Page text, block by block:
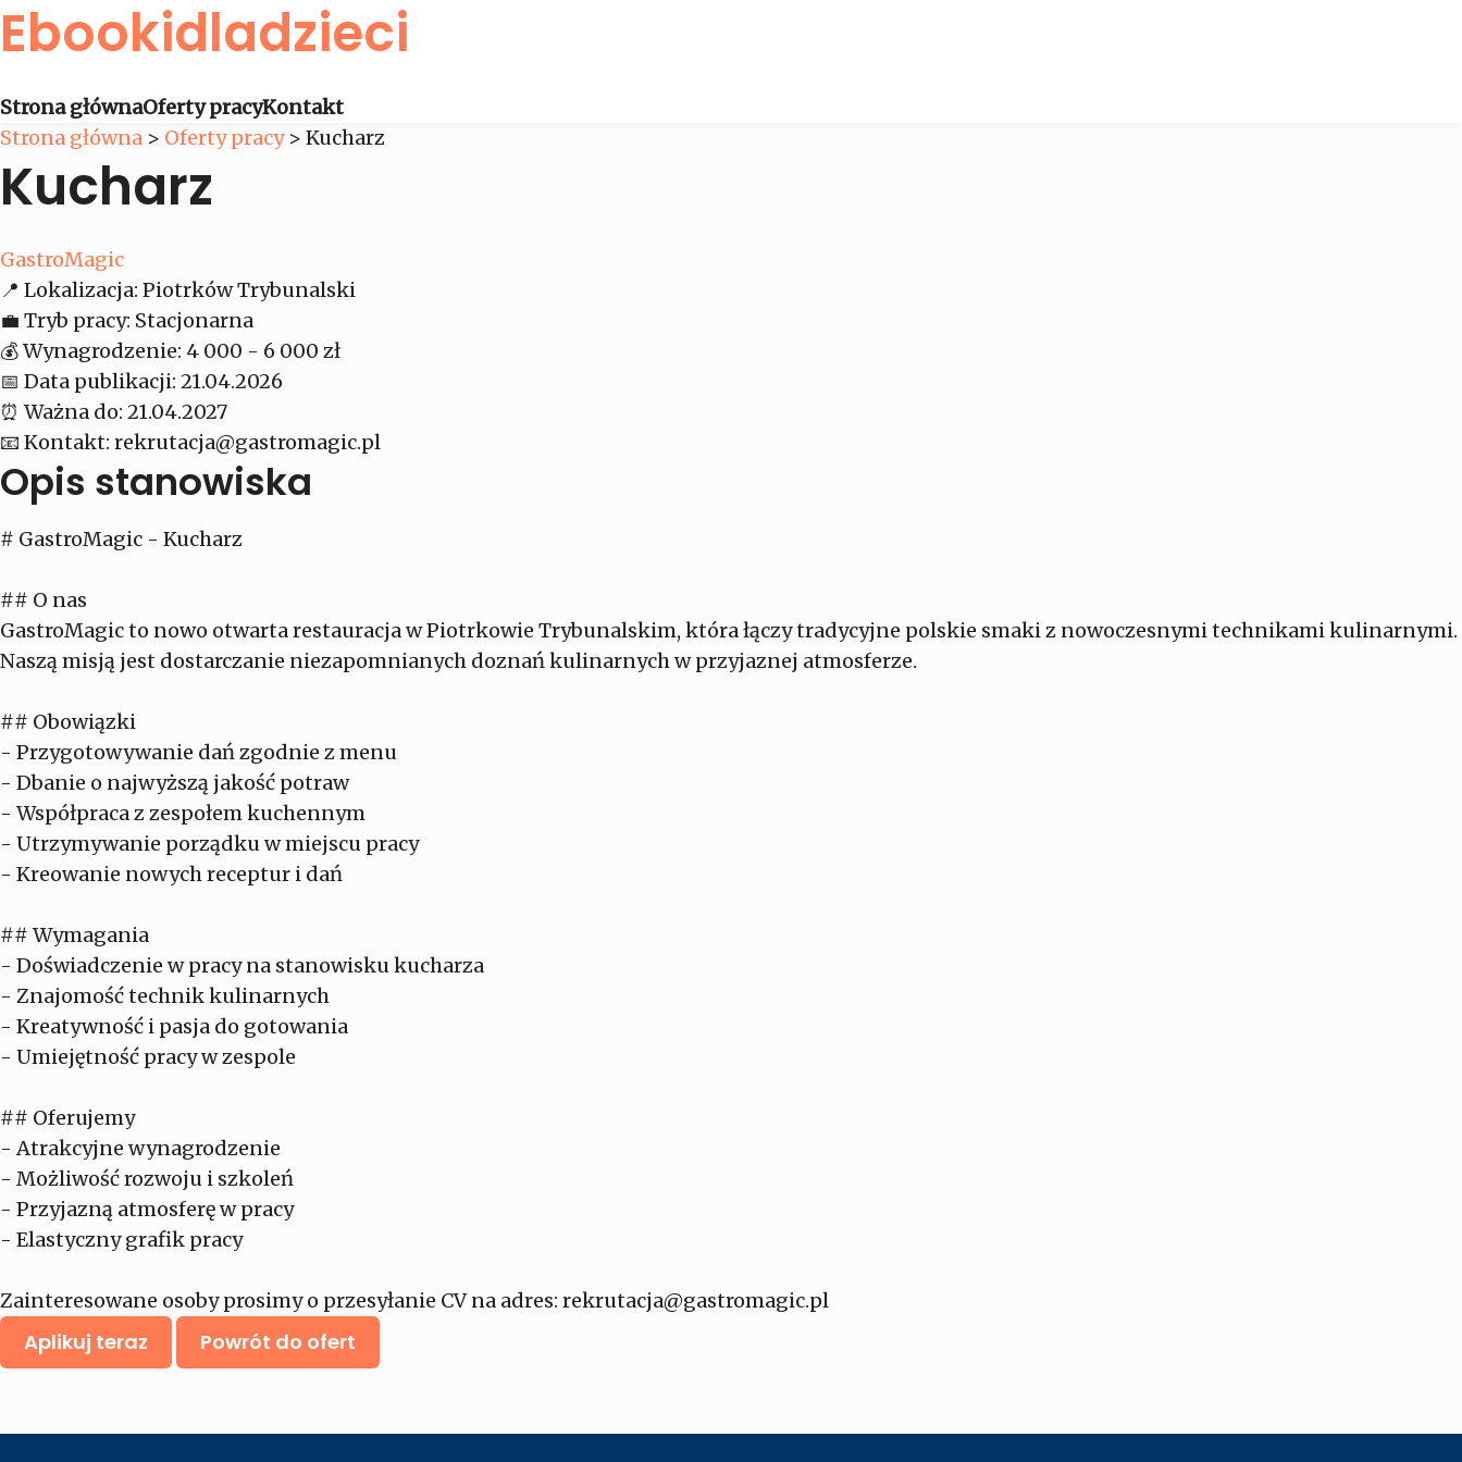
Ebookidladzieci
Strona głównaOferty pracyKontakt
Strona główna > Oferty pracy> Kucharz
Kucharz
GastroMagic
📍 Lokalizacja: Piotrków Trybunalski
💼 Tryb pracy: Stacjonarna
💰Wynagrodzenie: 4 000 - 6 000 zł
📅 Data publikacji: 21.04.2026
⏰ Ważna do: 21.04.2027
📧 Kontakt: rekrutacja@gastromagic.pl
Opis stanowiska
# GastroMagic - Kucharz
## O nas
GastroMagic to nowo otwarta restauracja w Piotrkowie Trybunalskim, która łączy tradycyjne polskie smaki z nowoczesnymi technikami kulinarnymi.
Naszą misją jest dostarczanie niezapomnianych doznań kulinarnych w przyjaznej atmosferze.
## Obowiązki
- Przygotowywanie dań zgodnie z menu
- Dbanie o najwyższą jakość potraw
- Współpraca z zespołem kuchennym
- Utrzymywanie porządku w miejscu pracy
- Kreowanie nowych receptur i dań
## Wymagania
- Doświadczenie w pracy na stanowisku kucharza
- Znajomość technik kulinarnych
- Kreatywność i pasja do gotowania
- Umiejętność pracy w zespole
## Oferujemy
- Atrakcyjne wynagrodzenie
- Możliwość rozwoju i szkoleń
- Przyjazną atmosferę w pracy
- Elastyczny grafik pracy
Zainteresowane osoby prosimy o przesyłanie CV na adres: rekrutacja@gastromagic.pl
Aplikuj teraz Powrót do ofert